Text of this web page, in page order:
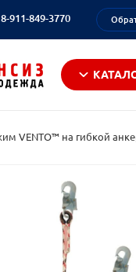
8-911-849-3770
VENTO™ на гибкой